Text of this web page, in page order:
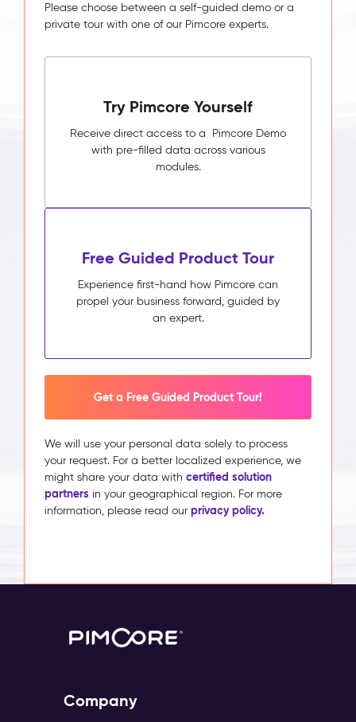
Please choose between a self-guided demo or a
private tour with one of our Pimcore experts.
Try Pimcore Yourself
Receive direct access to a Pimcore Demo
with pre-filled data across various
modules.
Free Guided Product Tour
Experience first-hand how Pimcore can
propel your business forward, guided by
an expert.
Get a Free Guided Product Tour!
We will use your personal data solely to process
your request. For a better localized experience, we
might share your data with certified solution
partners in your geographical region. For more
information, please read our privacy policy.
Company